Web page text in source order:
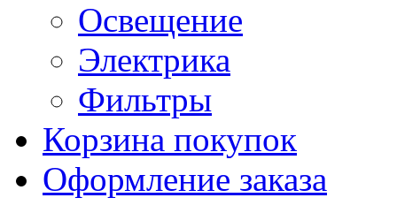
Освещение
Электрика
Фильтры
Корзина покупок
Оформление заказа